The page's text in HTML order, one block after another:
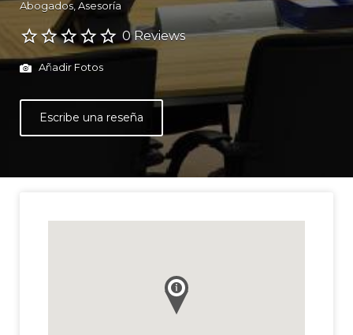
Abogados Asesoría
0 Reviews
Añadir Fotos
Escribe una reseña